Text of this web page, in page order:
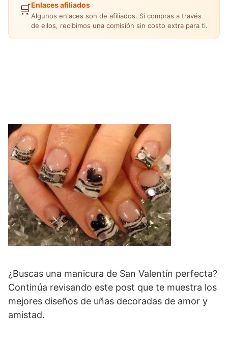
🛒Enlaces afiliados
Algunos enlaces son de afiliados. Si compras a través
de ellos, recibimos una comisión sin costo extra para ti.
¿Buscas una manicura de San Valentín perfecta?
Continúa revisando este post que te muestra los
mejores diseños de uñas decoradas de amor y
amistad.